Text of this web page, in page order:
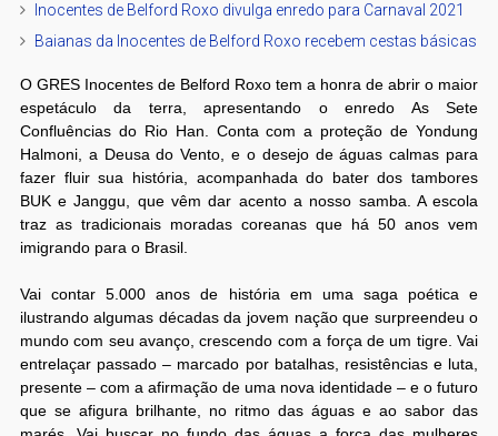
Inocentes de Belford Roxo divulga enredo para Carnaval 2021
Baianas da Inocentes de Belford Roxo recebem cestas básicas
O GRES Inocentes de Belford Roxo tem a honra de abrir o maior
espetáculo da terra, apresentando o enredo As Sete
Confluências do Rio Han. Conta com a proteção de Yondung
Halmoni, a Deusa do Vento, e o desejo de águas calmas para
fazer fluir sua história, acompanhada do bater dos tambores
BUK e Janggu, que vêm dar acento a nosso samba. A escola
traz as tradicionais moradas coreanas que há 50 anos vem
imigrando para o Brasil.
Vai contar 5.000 anos de história em uma saga poética e
ilustrando algumas décadas da jovem nação que surpreendeu o
mundo com seu avanço, crescendo com a força de um tigre. Vai
entrelaçar passado – marcado por batalhas, resistências e luta,
presente – com a afirmação de uma nova identidade – e o futuro
que se afigura brilhante, no ritmo das águas e ao sabor das